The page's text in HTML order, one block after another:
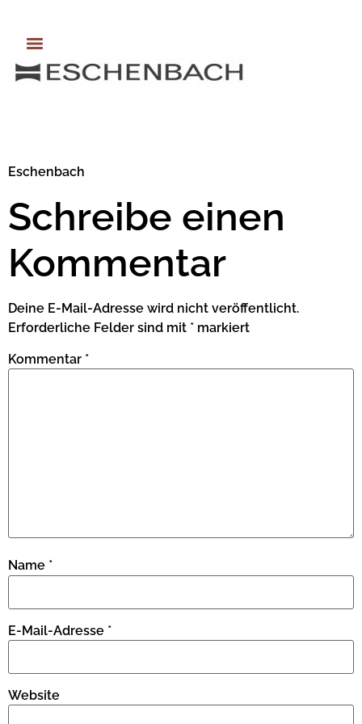
Eschenbach
Schreibe einen
Kommentar
Deine E-Mail-Adresse wird nicht veröffentlicht.
Erforderliche Felder sind mit * markiert
Kommentar *
Name *
E-Mail-Adresse *
Website